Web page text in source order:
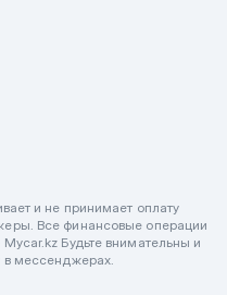
и не принимает оплату
Все финансовые операции
Будьте внимательны и
в мессенджерах.